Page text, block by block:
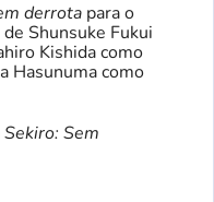
derrota para o
Shunsuke Fukui
Kishida como
Hasunuma como
Sekiro: Sem